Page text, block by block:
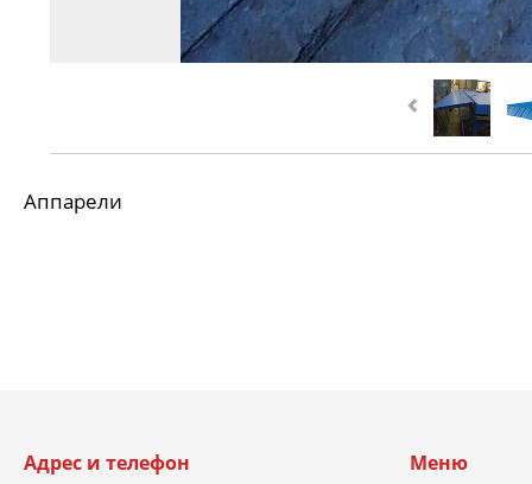
Аппарели
Адрес и телефон Меню